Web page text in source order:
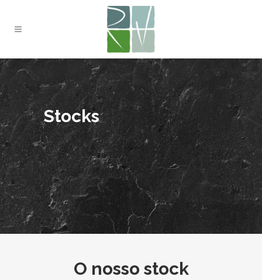
Stocks
O nosso stock